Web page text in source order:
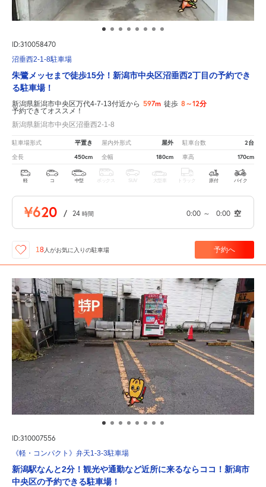
ID:310058470
沼垂西2-1-8駐車場
朱鷺メッセまで徒歩15分！新潟市中央区沼垂西2丁目の予約でき
る駐車場！
新潟県新潟市中央区万代4-7-13付近から 597m 徒歩 8～12分
予約できてオススメ！
新潟県新潟市中央区沼垂西2-1-8
駐車場形式 平置き 屋内外形式 屋外 駐車台数 2台
全長 450cm 全幅 180cm 車高 170cm
軽 コ 中型 ボックス SUV 大型車 トラック 原付 バイク
¥620 / 24 時間 0:00 ～ 0:00 空
18人がお気に入りの駐車場 予約へ
ID:310007556
《軽・コンパクト》弁天1-3-3駐車場
新潟駅なんと2分！観光や通勤など近所に来るならココ！新潟市
中央区の予約できる駐車場！